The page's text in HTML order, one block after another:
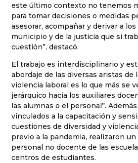
este último contexto no tenemos
para tomar decisiones o medidas
asesorar, acompañar y derivar a
municipio y de la justicia que sí
cuestión”, destacó.
El trabajo es interdisciplinario y
abordaje de las diversas aristas de
violencia laboral es lo que más se
jerárquico hacia los auxiliares
las alumnas o el personal”.
vinculados a la capacitación y
cuestiones de diversidad y
previo a la pandemia, realizaron
personal no docente de las
centros de estudiantes.